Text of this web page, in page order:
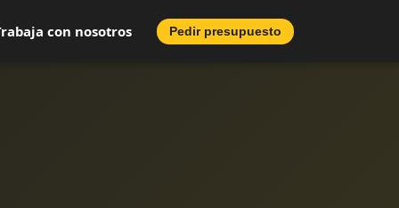
con nosotros Pedir presupuesto